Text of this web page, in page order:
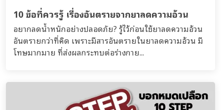
10 ข้อที่ควรรู้ เรื่องอันตรายจากยาลดความอ้วน
อยากลดน้ำหนักอย่างปลอดภัย? รู้ไว้ก่อนใช้ยาลดความอ้วน
อันตรายกว่าที่คิด เพราะมีสารอันตรายในยาลดความอ้วน มี
โทษมากมาย ที่ส่งผลกระทบต่อร่างกาย...